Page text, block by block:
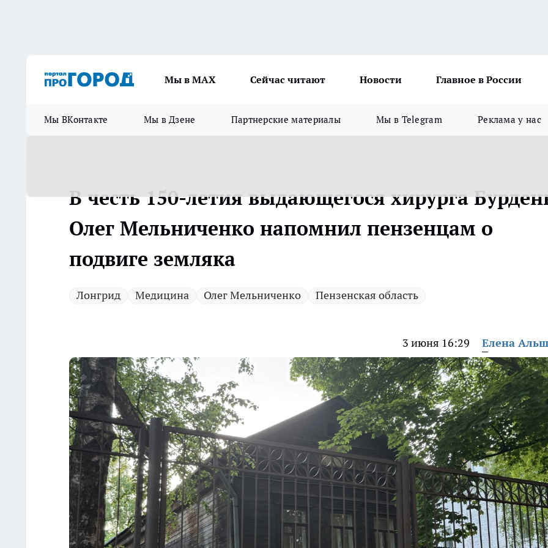
Мы в МАХ Сейчас читают Новости Главное в России
Мы ВКонтакте Мы в Дзене Партнерские материалы Мы в Telegram Реклама у нас
В честь 150-летия выдающегося хирурга
Олег Мельниченко напомнил пензенцам о
подвиге земляка
Лонгрид Медицина Олег Мельниченко Пензенская область
3 июня 16:29 Елена